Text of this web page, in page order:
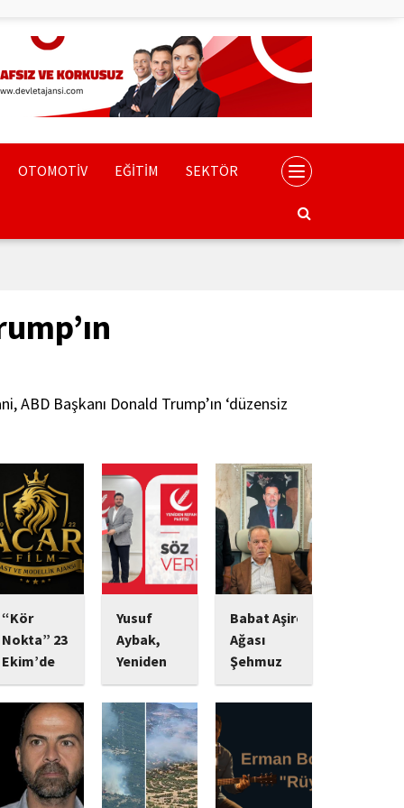
OTOMOTİV EĞİTİM SEKTÖR
Başkanı Donald Trump’ın ‘düzensiz
“Kör
Nokta” 23
Ekim’de
Vizyonda:
Psikolojik
Gerilim
Tutkunlarını
Bekleyen
Yeni Yapım
Yusuf
Aybak,
Yeniden
Refah
Partisi
Sultangazi
Gençlik
Kolları
Başkanlığı
Babat Aşiret
Ağası
Şehmuz
Babat,
Devletine
Yatırımlarıyla
Dikkat
Çekiyor